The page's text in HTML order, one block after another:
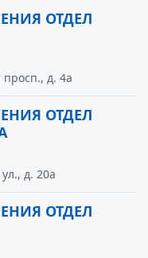
ОТДЕЛ
просп., д. 4а
ОТДЕЛ
д. 20а
ОТДЕЛ